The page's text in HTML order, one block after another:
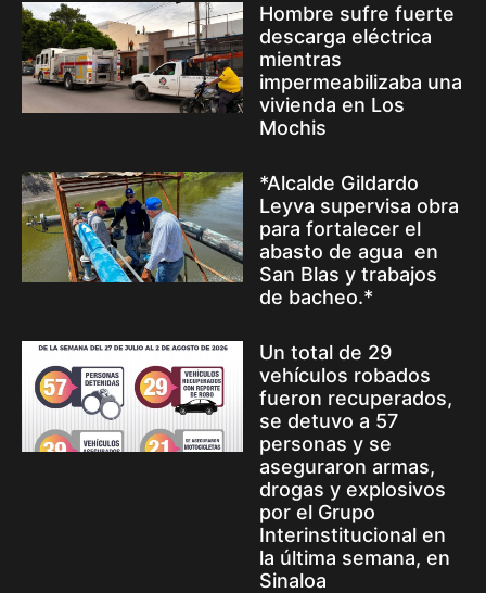
Hombre sufre fuerte
descarga eléctrica
mientras
impermeabilizaba una
vivienda en Los
Mochis
*Alcalde Gildardo
Leyva supervisa obra
para fortalecer el
abasto de agua en
San Blas y trabajos
de bacheo.*
Un total de 29
vehículos robados
fueron recuperados,
se detuvo a 57
personas y se
aseguraron armas,
drogas y explosivos
por el Grupo
Interinstitucional en
la última semana, en
Sinaloa